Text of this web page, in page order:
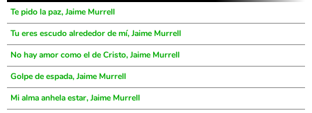
Te pido la paz, Jaime Murrell
Tu eres escudo alrededor de mí, Jaime Murrell
No hay amor como el de Cristo, Jaime Murrell
Golpe de espada, Jaime Murrell
Mi alma anhela estar, Jaime Murrell